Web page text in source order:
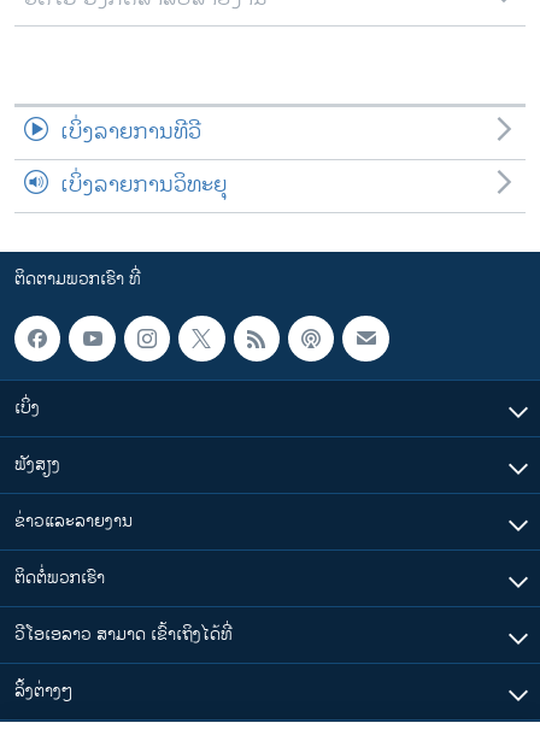
ພາສາຕ່າງໆ
ເບິ່ງລາຍການທີວີ
ເບິ່ງລາຍການວິທະຍຸ
ຕິດຕາມພວກເຮົາ ທີ່
ເບິ່ງ
ຟັງສຽງ
ຂ່າວແລະລາຍງານ
ຕິດຕໍ່ພວກເຮົາ
ວີໂອເອລາວ ສາມາດ ເຂົ້າເຖິງໄດ້ທີ່
​ລິ້ງ​ຕ່າງໆ